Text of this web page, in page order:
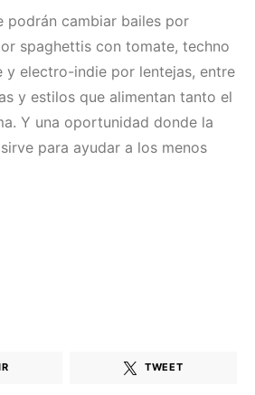
podrán cambiar bailes por
spaghettis con tomate, techno
y electro-indie por lentejas, entre
y estilos que alimentan tanto el
Y una oportunidad donde la
para ayudar a los menos
TWEET